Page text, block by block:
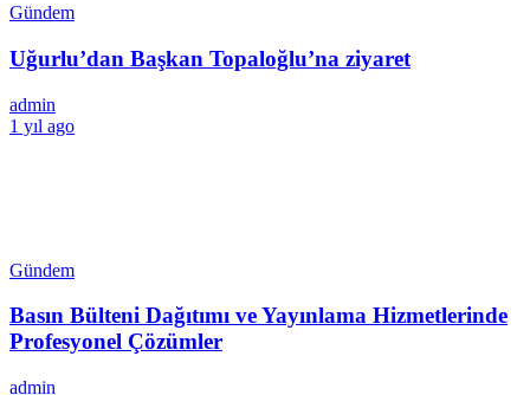
Gündem
Uğurlu’dan Başkan Topaloğlu’na ziyaret
admin
1 yıl ago
Gündem
Basın Bülteni Dağıtımı ve Yayınlama Hizmetlerinde
Profesyonel Çözümler
admin